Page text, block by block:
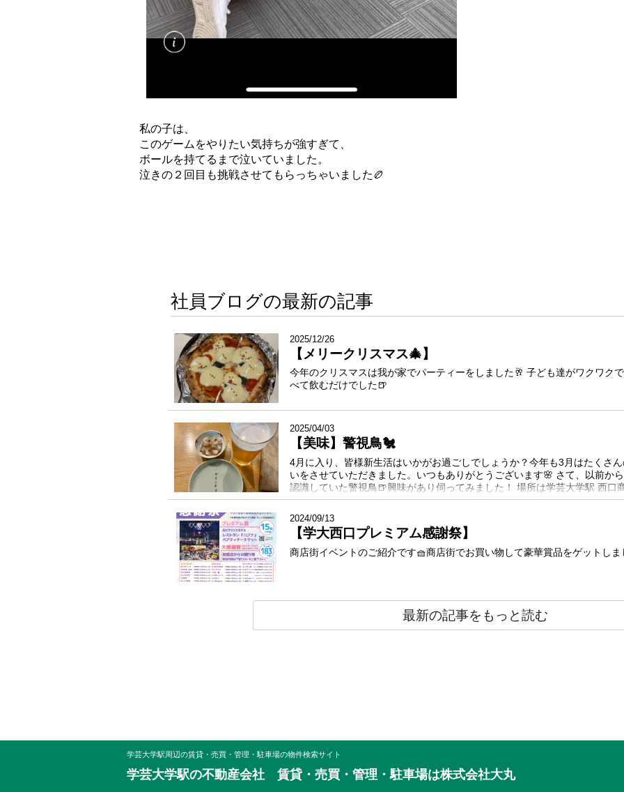
私の子は、
このゲームをやりたい気持ちが強すぎて、
ボールを持てるまで泣いていました。
泣きの２回目も挑戦させてもらっちゃいました🏉
社員ブログの最新の記事
2025/12/26
【メリークリスマス🎄】
今年のクリスマスは我が家でパーティーをしました🥂 子ども達がワクワク
べて飲むだけでした🍺
2025/04/03
【美味】警視鳥🐔
4月に入り、皆様新生活はいかがお過ごしでしょうか？今年も3月はたくさ
いをさせていただきました。いつもありがとうございます🌸 さて、以前か
認識していた警視鳥🍺興味があり伺ってみました！ 場所は学芸大学駅 西口
2024/09/13
【学大西口プレミアム感謝祭】
商店街イベントのご紹介です🧺商店街でお買い物して豪華賞品をゲットしま
最新の記事をもっと読む
学芸大学駅周辺の賃貸・売買・管理・駐車場の物件検索サイト
学芸大学駅の不動産会社 賃貸・売買・管理・駐車場は株式会社大丸